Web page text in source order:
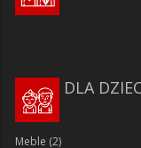
DLA
Meble (2)